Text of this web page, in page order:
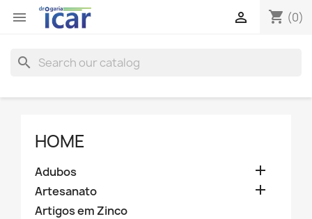
 shopping_cart (0)

search
HOME
Adubos 
Artesanato 
Artigos em Zinco